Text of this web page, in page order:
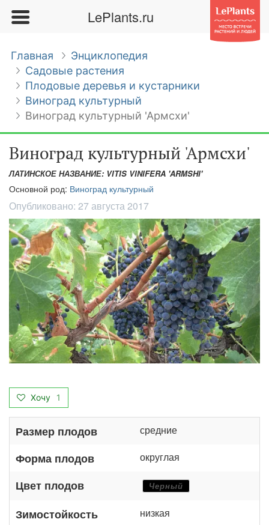
LePlants.ru
Главная
Энциклопедия
Садовые растения
Плодовые деревья и кустарники
Виноград культурный
Виноград культурный 'Армсхи'
Виноград культурный 'Армсхи'
ЛАТИНСКОЕ НАЗВАНИЕ: VITIS VINIFERA 'ARMSHI'
Основной род: Виноград культурный
Опубликовано: 27 августа 2017
Хочу 1
Размер плодов средние
Форма плодов округлая
Цвет плодов Черный
Зимостойкость низкая